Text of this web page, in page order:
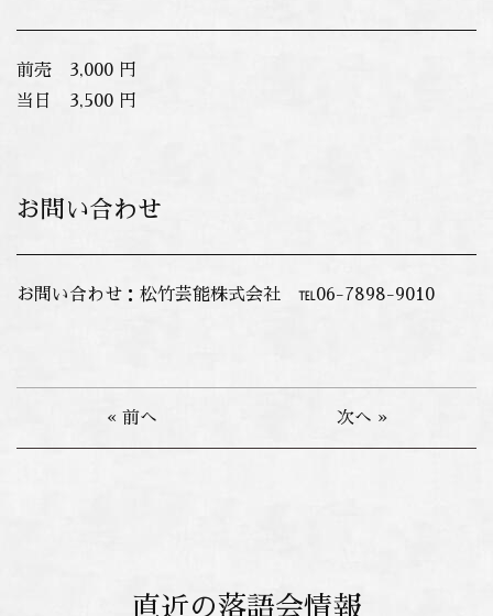
前売 3,000 円
当日 3,500 円
お問い合わせ
お問い合わせ：松竹芸能株式会社 ℡06-7898-9010
« 前へ 次へ »
直近の落語会情報